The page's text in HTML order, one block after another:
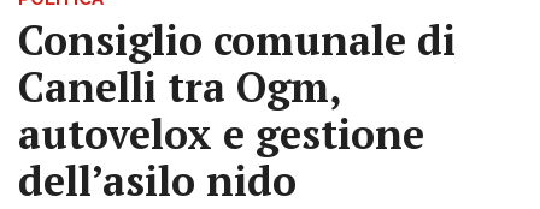
Consiglio comunale di
Canelli tra Ogm,
autovelox e gestione
dell’asilo nido